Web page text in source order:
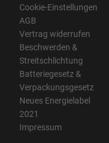
Cookie-Einstellungen
AGB
Vertrag widerrufen
Beschwerden &
Streitschlichtung
Batteriegesetz &
Verpackungsgesetz
Neues Energielabel
2021
Impressum